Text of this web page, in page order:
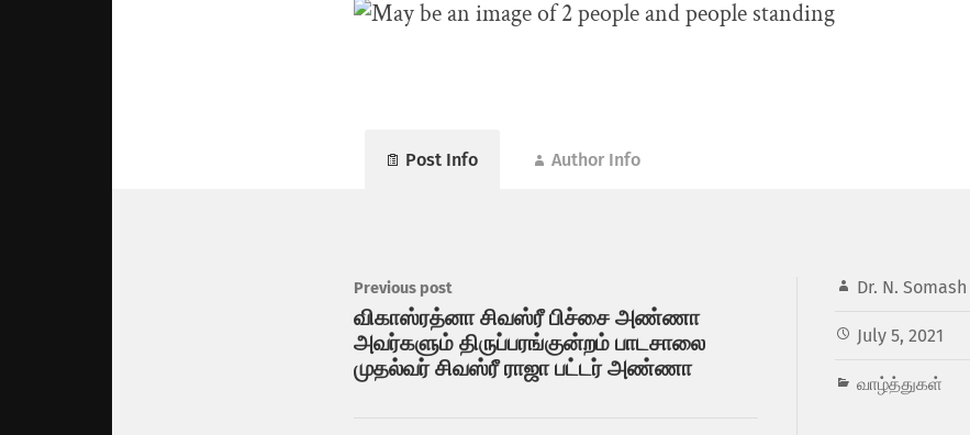
Post Info Author Info
Dr. N.
July 5, 2021
வாழ்த்துகள்
Previous post
விகாஸ்ரத்னா சிவஸ்ரீ பிச்சை அண்ணா
அவர்களும் திருப்பரங்குன்றம் பாடசாலை
முதல்வர் சிவஸ்ரீ ராஜா பட்டர் அண்ணா